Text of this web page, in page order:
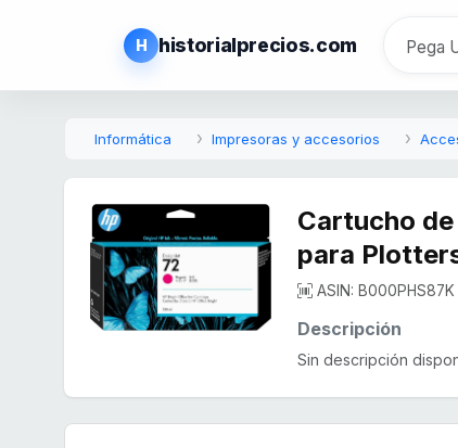
H historialprecios.com
Informática Impresoras y accesorios
Cartucho
para
ASIN:
Descripción
Sin descripción